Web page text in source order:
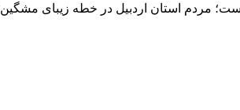
مردم استان اردبیل در خطه زیبای